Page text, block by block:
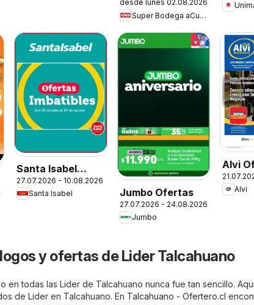
aCuenta Ofertas
desde lunes 02.08.2026
Super Bodega aCuenta
Santa Isabel
Ofertas
27.07.2026 - 10.08.2026
Santa Isabel
Jumbo Ofertas
27.07.2026 - 24.08.2026
Jumbo
Alvi
Alvi
y ofertas de Lider Talcahuano
en todas las Lider de Talcahuano nunca fue tan sencillo.
de Lider en Talcahuano. En Talcahuano - Ofertero.cl